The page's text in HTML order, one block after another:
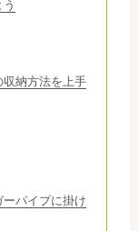
納方法を上手
パイプに掛け